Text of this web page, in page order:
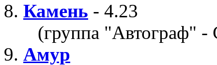
Камень - 4.23
(группа "Автограф"
Амур